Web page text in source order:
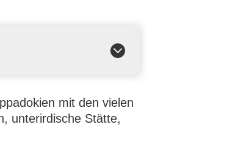
mit den vielen
unterirdische Stätte,